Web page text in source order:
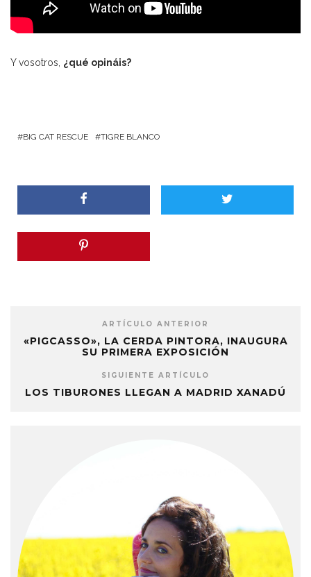
Y vosotros, ¿qué opináis?
BIG CAT RESCUE TIGRE BLANCO
ARTÍCULO ANTERIOR
«PIGCASSO», LA CERDA PINTORA, INAUGURA
SU PRIMERA EXPOSICIÓN
SIGUIENTE ARTÍCULO
LOS TIBURONES LLEGAN A MADRID XANADÚ